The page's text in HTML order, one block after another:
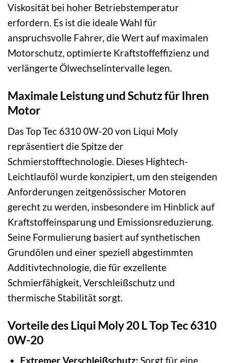
Viskosität bei hoher Betriebstemperatur
erfordern. Es ist die ideale Wahl für
anspruchsvolle Fahrer, die Wert auf maximalen
Motorschutz, optimierte Kraftstoffeffizienz und
verlängerte Ölwechselintervalle legen.
Maximale Leistung und Schutz für Ihren
Motor
Das Top Tec 6310 0W-20 von Liqui Moly
repräsentiert die Spitze der
Schmierstofftechnologie. Dieses Hightech-
Leichtlauföl wurde konzipiert, um den steigenden
Anforderungen zeitgenössischer Motoren
gerecht zu werden, insbesondere im Hinblick auf
Kraftstoffeinsparung und Emissionsreduzierung.
Seine Formulierung basiert auf synthetischen
Grundölen und einer speziell abgestimmten
Additivtechnologie, die für exzellente
Schmierfähigkeit, Verschleißschutz und
thermische Stabilität sorgt.
Vorteile des Liqui Moly 20 L Top Tec 6310
0W-20
Extremer Verschleißschutz: Sorgt für eine